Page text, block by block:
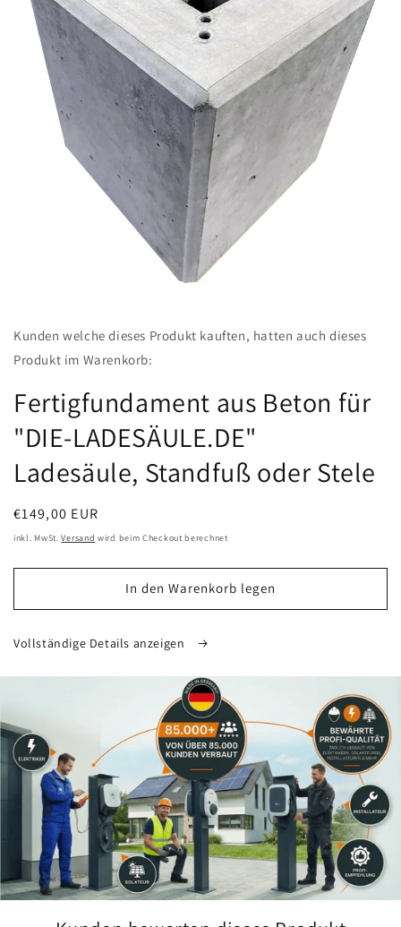
in
öffnen
Kunden welche dieses Produkt kauften, hatten auch dieses
Produkt im Warenkorb:
Fertigfundament aus Beton für
"DIE-LADESÄULE.DE"
Ladesäule, Standfuß oder Stele
Normaler
Preis
€149,00 EUR
inkl. MwSt.Versand wird beim Checkout berechnet
In den Warenkorb legen
Vollständige Details anzeigen